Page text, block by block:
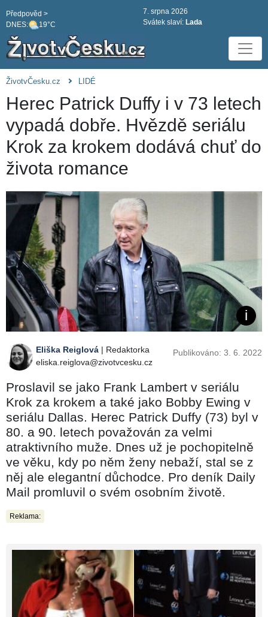
DNES: 19°C
Předpověd >
7. srpna 2026
Svátek slaví: Lada
ŽivotvČesku.cz LIDÉ
Herec Patrick Duffy i v 73 letech
vypadá dobře. Hvězdě seriálu
Krok za krokem dodává chuť do
života romance
Eliška Reiglová | Redaktorka
eliska.reiglova@zivotvcesku.cz
Publikováno: 3. 6. 2022
Proslavil se jako Frank Lambert v seriálu
Krok za krokem a také jako Bobby Ewing v
seriálu Dallas. Herec Patrick Duffy (73) byl v
80. a 90. letech považován za velmi
atraktivního muže. Dnes už je pochopitelně
ve věku, kdy po něm ženy nebaží, stal se z
něj ale elegantní důchodce. Pro deník Daily
Mail promluvil o svém osobním životě.
Reklama: